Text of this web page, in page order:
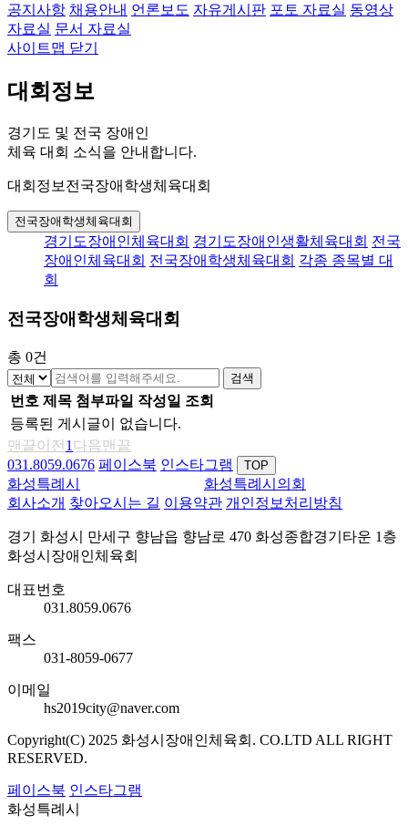
공지사항 채용안내 언론보도 자유게시판 포토 자료실 동영상
자료실 문서 자료실
사이트맵 닫기
대회정보
경기도 및 전국 장애인
체육 대회 소식을 안내합니다.
대회정보 전국장애학생체육대회
전국장애학생체육대회
경기도장애인체육대회 경기도장애인생활체육대회 전국
장애인체육대회 전국장애학생체육대회 각종 종목별 대
회
전국장애학생체육대회
총 0건
검색
번호 제목 첨부파일 작성일 조회
등록된 게시글이 없습니다.
맨끝이전 1 다음맨끝
031.8059.0676 페이스북 인스타그램 TOP
화성특례시 화성특례시의회
회사소개 찾아오시는 길 이용약관 개인정보처리방침
경기 화성시 만세구 향남읍 향남로 470 화성종합경기타운 1층
화성시장애인체육회
대표번호
031.8059.0676
팩스
031-8059-0677
이메일
hs2019city@naver.com
Copyright(C) 2025 화성시장애인체육회. CO.LTD ALL RIGHT
RESERVED.
페이스북 인스타그램
화성특례시